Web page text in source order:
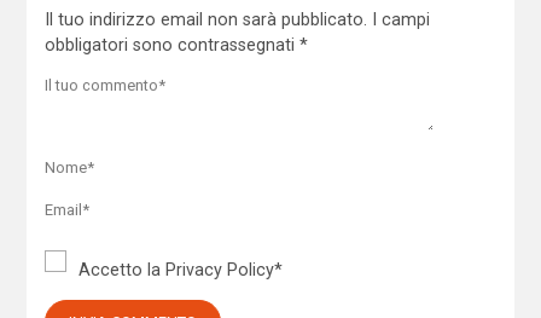
Il tuo indirizzo email non sarà pubblicato.
I campi
obbligatori sono contrassegnati *
Accetto la Privacy Policy*